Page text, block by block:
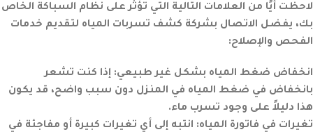
لاحظت أيًا من العلامات التالية التي تؤثر على نظام السباكة الخاص
بك، يفضل الاتصال بشركة كشف تسربات المياه لتقديم خدمات
الفحص والإصلاح:
انخفاض ضغط المياه بشكل غير طبيعي: إذا كنت تشعر
بانخفاض في ضغط المياه في المنزل دون سبب واضح، قد يكون
هذا دليلاً على وجود تسرب ماء.
تغيرات في فاتورة المياه: انتبه إلى أي تغيرات كبيرة أو مفاجئة في